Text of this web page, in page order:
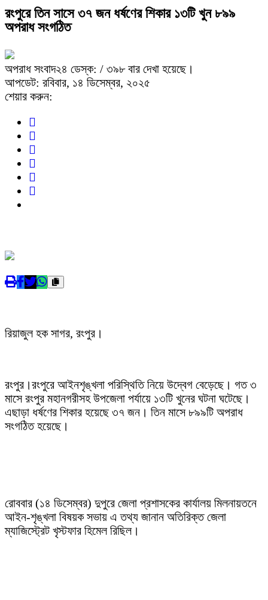
রংপুরে তিন সাসে ৩৭ জন ধর্ষণের শিকার ১৩টি খুন ৮৯৯
অপরাধ সংগঠিত
অপরাধ সংবাদ২৪ ডেস্ক: / ৩৯৮ বার দেখা হয়েছে।
আপডেট: রবিবার, ১৪ ডিসেম্বর, ২০২৫
শেয়ার করুন:
রিয়াজুল হক সাগর, রংপুর।
রংপুর।রংপুরে আইনশৃঙ্খলা পরিস্থিতি নিয়ে উদ্বেগ বেড়েছে। গত ৩
মাসে রংপুর মহানগরীসহ উপজেলা পর্যায়ে ১৩টি খুনের ঘটনা ঘটেছে।
এছাড়া ধর্ষণের শিকার হয়েছে ৩৭ জন। তিন মাসে ৮৯৯টি অপরাধ
সংগঠিত হয়েছে।
রোববার (১৪ ডিসেম্বর) দুপুরে জেলা প্রশাসকের কার্যালয় মিলনায়তনে
আইন-শৃঙ্খলা বিষয়ক সভায় এ তথ্য জানান অতিরিক্ত জেলা
ম্যাজিস্ট্রেট খৃস্টফার হিমেল রিছিল।